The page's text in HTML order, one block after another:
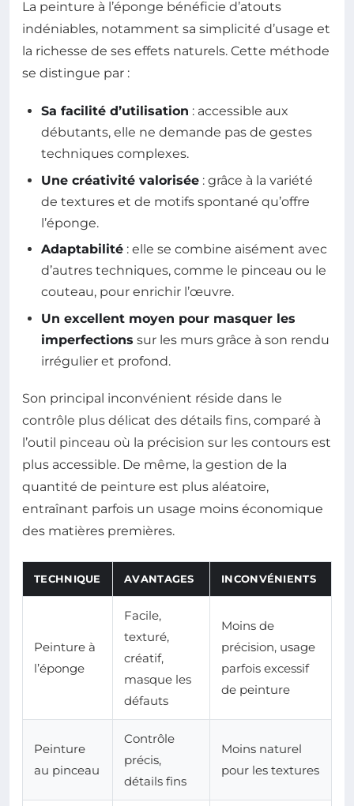
La peinture à l’éponge bénéficie d’atouts
indéniables, notamment sa simplicité d’usage et
la richesse de ses effets naturels. Cette méthode
se distingue par :
Sa facilité d’utilisation : accessible aux
débutants, elle ne demande pas de gestes
techniques complexes.
Une créativité valorisée : grâce à la variété
de textures et de motifs spontané qu’offre
l’éponge.
Adaptabilité : elle se combine aisément avec
d’autres techniques, comme le pinceau ou le
couteau, pour enrichir l’œuvre.
Un excellent moyen pour masquer les
imperfections sur les murs grâce à son rendu
irrégulier et profond.
Son principal inconvénient réside dans le
contrôle plus délicat des détails fins, comparé à
l’outil pinceau où la précision sur les contours est
plus accessible. De même, la gestion de la
quantité de peinture est plus aléatoire,
entraînant parfois un usage moins économique
des matières premières.
TECHNIQUE AVANTAGES INCONVÉNIENTS
Peinture à
l’éponge
Facile,
texturé,
créatif,
masque les
défauts
Moins de
précision, usage
parfois excessif
de peinture
Peinture
au pinceau
Contrôle
précis,
détails fins
Moins naturel
pour les textures